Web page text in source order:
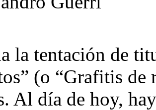
la tentación de
(o “Grafitis de
Al día de hoy,